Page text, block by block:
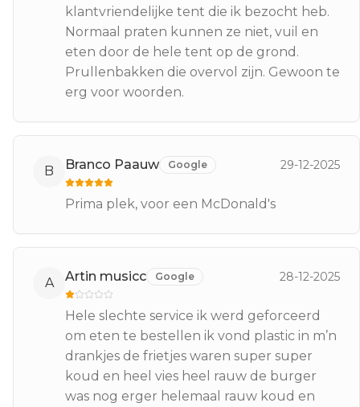
klantvriendelijke tent die ik bezocht heb.
Normaal praten kunnen ze niet, vuil en
eten door de hele tent op de grond.
Prullenbakken die overvol zijn. Gewoon te
erg voor woorden.
B Branco Paauw Google 29-12-2025
Prima plek, voor een McDonald's
A Artin musicc Google 28-12-2025
Hele slechte service ik werd geforceerd
om eten te bestellen ik vond plastic in m’n
drankjes de frietjes waren super super
koud en heel vies heel rauw de burger
was nog erger helemaal rauw koud en